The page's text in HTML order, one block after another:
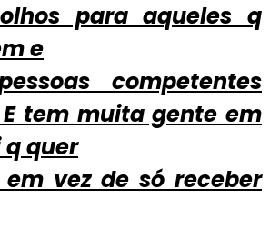
para aqueles q
e
competentes
tem muita gente em
quer
vez de só receber